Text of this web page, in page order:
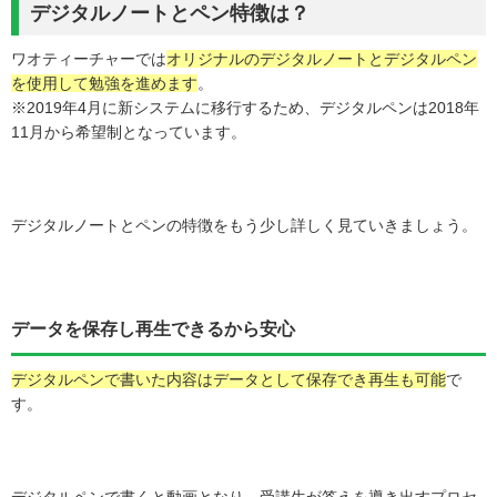
デジタルノートとペン特徴は？
ワオティーチャーではオリジナルのデジタルノートとデジタルペン
を使用して勉強を進めます。
※2019年4月に新システムに移行するため、デジタルペンは2018年
11月から希望制となっています。
デジタルノートとペンの特徴をもう少し詳しく見ていきましょう。
データを保存し再生できるから安心
デジタルペンで書いた内容はデータとして保存でき再生も可能で
す。